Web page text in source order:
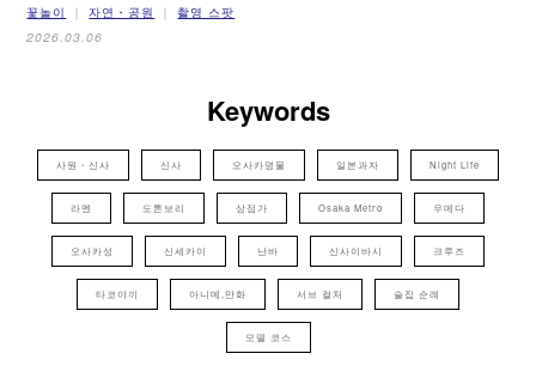
꽃놀이 자연・공원
촬영 스팟
2026.03.06
Keywords
사원・신사 신사 오사카명물 일본과자 Night Life
라멘 도톤보리 상점가 Osaka Metro 우메다
오사카성 신세카이 난바 신사이바시 크루즈
타코야끼 아니메,만화 서브 컬처 술집 순례
모델 코스